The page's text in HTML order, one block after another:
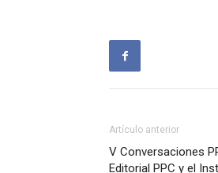
Artículo anterior
V Conversaciones
Editorial PPC y el